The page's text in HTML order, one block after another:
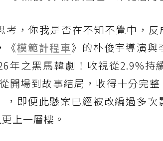
考，你我是否在不知不覺中，
《模範計程車》的朴俊宇導演與
年之黑馬韓劇！收視從2.9%持
開場到故事結局，收得十分完
，即便此懸案已經被改編過多
上一層樓。